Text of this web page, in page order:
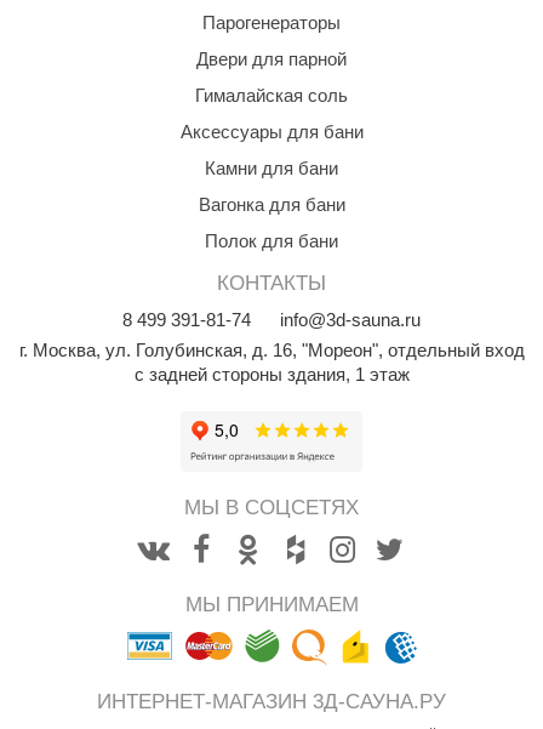
Парогенераторы
Двери для парной
Гималайская соль
Аксессуары для бани
Камни для бани
Вагонка для бани
Полок для бани
КОНТАКТЫ
8 499 391-81-74
info@3d-sauna.ru
г. Москва, ул. Голубинская, д. 16, "Мореон", отдельный вход
с задней стороны здания, 1 этаж
МЫ В СОЦСЕТЯХ
МЫ ПРИНИМАЕМ
ИНТЕРНЕТ-МАГАЗИН 3Д-САУНА.РУ